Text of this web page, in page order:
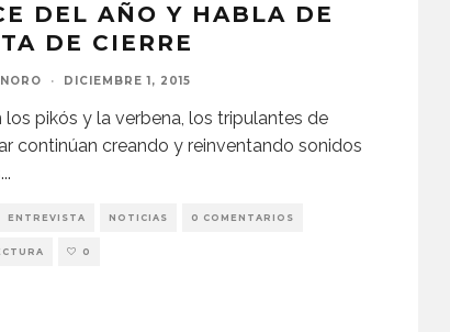
DEL AÑO Y HABLA DE
DE CIERRE
· DICIEMBRE 1, 2015
los pikós y la verbena, los tripulantes de
continúan creando y reinventando sonidos
...
ENTREVISTA NOTICIAS 0 COMENTARIOS
0